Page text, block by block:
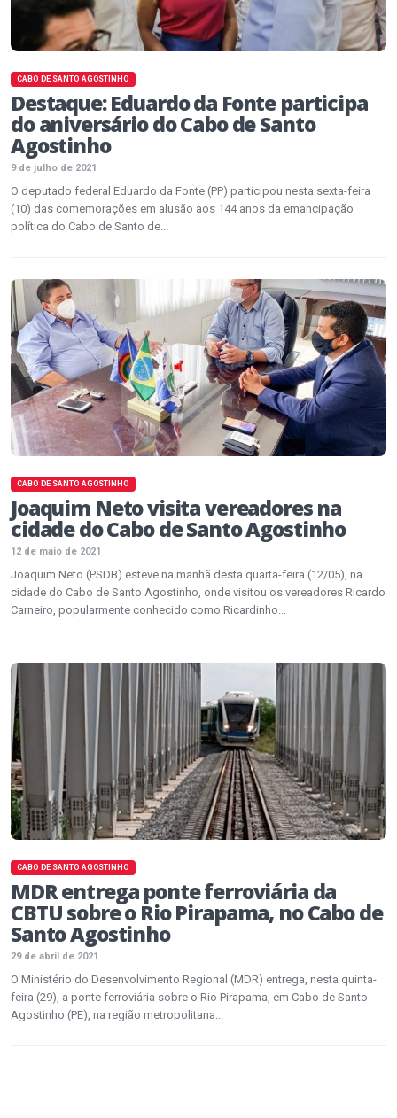
CABO DE SANTO AGOSTINHO
Destaque: Eduardo da Fonte participa
do aniversário do Cabo de Santo
Agostinho
9 de julho de 2021
O deputado federal Eduardo da Fonte (PP) participou nesta sexta-feira
(10) das comemorações em alusão aos 144 anos da emancipação
política do Cabo de Santo de...
CABO DE SANTO AGOSTINHO
Joaquim Neto visita vereadores na
cidade do Cabo de Santo Agostinho
12 de maio de 2021
Joaquim Neto (PSDB) esteve na manhã desta quarta-feira (12/05), na
cidade do Cabo de Santo Agostinho, onde visitou os vereadores Ricardo
Carneiro, popularmente conhecido como Ricardinho...
CABO DE SANTO AGOSTINHO
MDR entrega ponte ferroviária da
CBTU sobre o Rio Pirapama, no Cabo de
Santo Agostinho
29 de abril de 2021
O Ministério do Desenvolvimento Regional (MDR) entrega, nesta quinta-
feira (29), a ponte ferroviária sobre o Rio Pirapama, em Cabo de Santo
Agostinho (PE), na região metropolitana...